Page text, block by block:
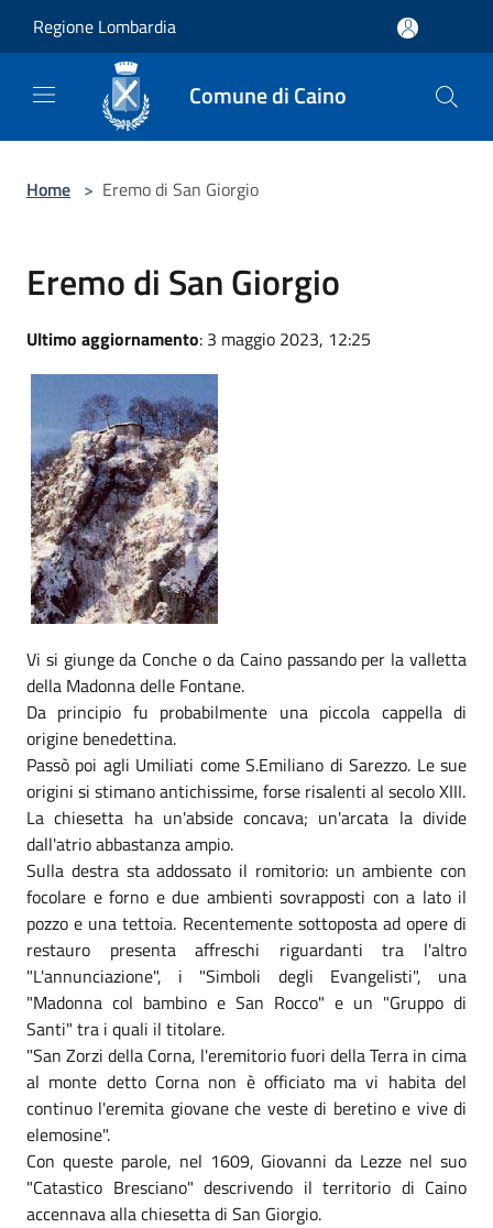
Regione Lombardia
Comune di Caino
Home > Eremo di San Giorgio
Eremo di San Giorgio
Ultimo aggiornamento: 3 maggio 2023, 12:25
Vi si giunge da Conche o da Caino passando per la valletta
della Madonna delle Fontane.
Da principio fu probabilmente una piccola cappella di
origine benedettina.
Passò poi agli Umiliati come S.Emiliano di Sarezzo. Le sue
origini si stimano antichissime, forse risalenti al secolo XIII.
La chiesetta ha un'abside concava; un'arcata la divide
dall'atrio abbastanza ampio.
Sulla destra sta addossato il romitorio: un ambiente con
focolare e forno e due ambienti sovrapposti con a lato il
pozzo e una tettoia. Recentemente sottoposta ad opere di
restauro presenta affreschi riguardanti tra l'altro
"L'annunciazione", i "Simboli degli Evangelisti", una
"Madonna col bambino e San Rocco" e un "Gruppo di
Santi" tra i quali il titolare.
"San Zorzi della Corna, l'eremitorio fuori della Terra in cima
al monte detto Corna non è officiato ma vi habita del
continuo l'eremita giovane che veste di beretino e vive di
elemosine".
Con queste parole, nel 1609, Giovanni da Lezze nel suo
"Catastico Bresciano" descrivendo il territorio di Caino
accennava alla chiesetta di San Giorgio.